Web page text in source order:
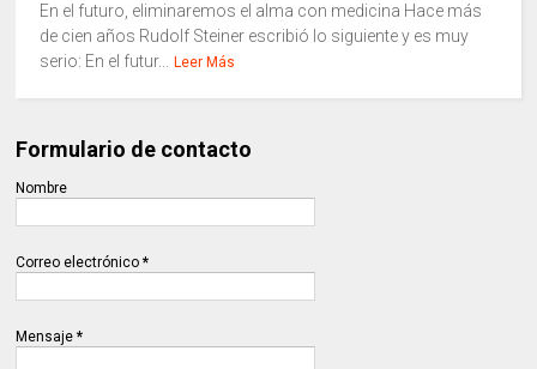
En el futuro, eliminaremos el alma con medicina Hace más
de cien años Rudolf Steiner escribió lo siguiente y es muy
serio: En el futur...
Leer Más
Formulario de contacto
Nombre
Correo electrónico*
Mensaje*